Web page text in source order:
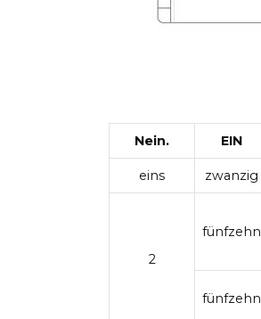
Nein. EIN
eins zwanzig
2
fünfzehn
fünfzehn